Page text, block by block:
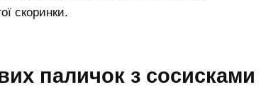
скоринки.
паличок з сосисками